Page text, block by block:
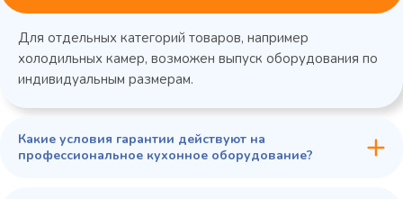
Для отдельных категорий товаров, например
холодильных камер, возможен выпуск оборудования по
индивидуальным размерам.
Какие условия гарантии действуют на
профессиональное кухонное оборудование?